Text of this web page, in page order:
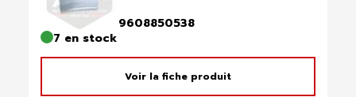
9608850538
7 en stock
Voir la fiche produit